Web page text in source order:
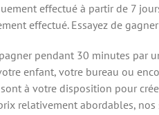
effectué à partir de 7
effectué. Essayez de
pendant 30 minutes par
enfant, votre bureau ou
à votre disposition pour
relativement abordables,